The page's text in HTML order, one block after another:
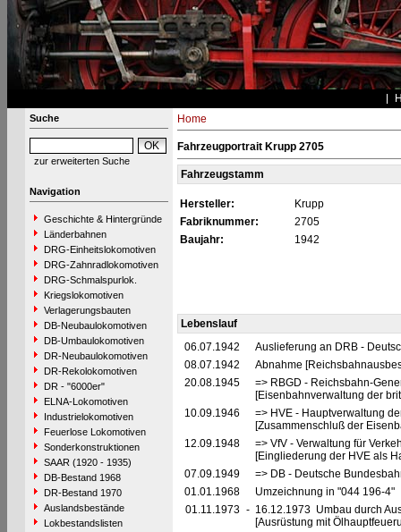
Suche
zur erweiterten Suche
Navigation
Geschichte & Hintergründe
Länderbahnen
DRG-Einheitslokomotiven
DRG-Zahnradlokomotiven
DRG-Schmalspurlok.
Kriegslokomotiven
Verlagerungsbauten
DB-Neubaulokomotiven
DB-Umbaulokomotiven
DR-Neubaulokomotiven
DR-Rekolokomotiven
DR - "6000er"
ELNA-Lokomotiven
Industrielokomotiven
Feuerlose Lokomotiven
Sonderkonstruktionen
SAAR (1920 - 1935)
DB-Bestand 1968
DR-Bestand 1970
Auslandsbestände
Lokbestandslisten
Home
Fahrzeugportrait Krupp 2705
Fahrzeugstamm
Hersteller:
Krupp
Fabriknummer:
2705
Baujahr:
1942
Lebenslauf
06.07.1942
Auslieferung an DRB -
08.07.1942
Abnahme
20.08.1945
=> RBGD - Reichsbahn-
[Eisenbahnverwaltung der
10.09.1946
=> HVE - Hauptverwaltung
[Zusammenschluß der
12.09.1948
=> VfV - Verwaltung für
[Eingliederung der HVE als
07.09.1949
=> DB - Deutsche
01.01.1968
Umzeichnung in "044 196-4"
01.11.1973 - 16.12.1973 Umbau durch
[Ausrüstung mit